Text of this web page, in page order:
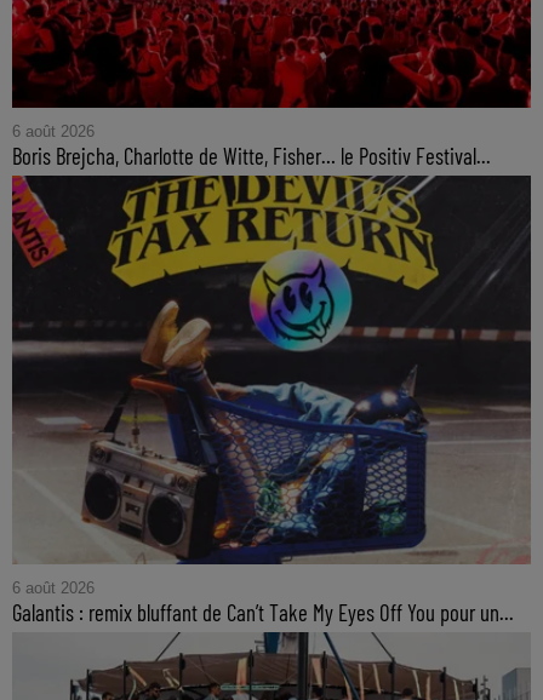
6 août 2026
Boris Brejcha, Charlotte de Witte, Fisher… le Positiv Festival...
6 août 2026
Galantis : remix bluffant de Can’t Take My Eyes Off You pour un...